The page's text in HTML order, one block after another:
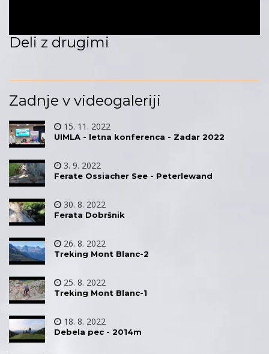
Deli z drugimi
Zadnje v videogaleriji
15. 11. 2022
UIMLA - letna konferenca - Zadar 2022
3. 9. 2022
Ferate Ossiacher See - Peterlewand
30. 8. 2022
Ferata Dobršnik
26. 8. 2022
Treking Mont Blanc-2
25. 8. 2022
Treking Mont Blanc-1
18. 8. 2022
Debela pec - 2014m